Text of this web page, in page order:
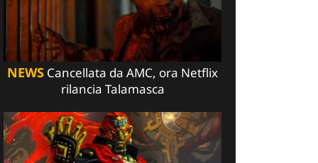
NEWS Cancellata da AMC, ora Netflix
rilancia Talamasca